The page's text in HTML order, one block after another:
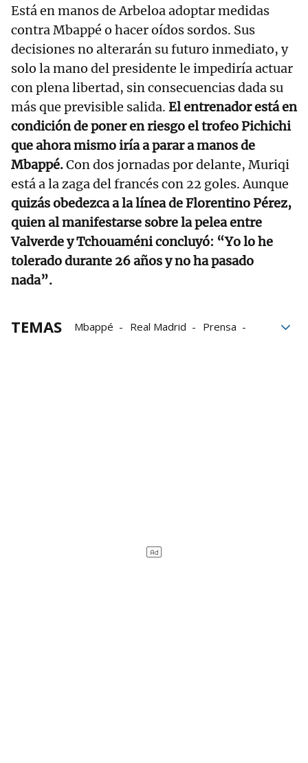
Está en manos de Arbeloa adoptar medidas
contra Mbappé o hacer oídos sordos. Sus
decisiones no alterarán su futuro inmediato, y
solo la mano del presidente le impediría actuar
con plena libertad, sin consecuencias dada su
más que previsible salida. El entrenador está en
condición de poner en riesgo el trofeo Pichichi
que ahora mismo iría a parar a manos de
Mbappé.Con dos jornadas por delante, Muriqi
está a la zaga del francés con 22 goles. Aunque
quizás obedezca a la línea de Florentino Pérez,
quien al manifestarse sobre la pelea entre
Valverde y Tchouaméni concluyó: “Yo lo he
tolerado durante 26 años y no ha pasado
nada”.
TEMAS Mbappé Real Madrid
Prensa